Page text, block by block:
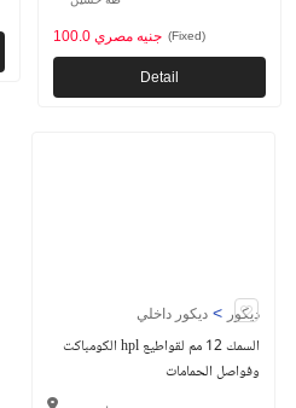
100.0 جنيه مصري (Fixed)
Detail
ديكور > ديكور داخلي
الكومباكت hpl السمك 12 مم لقواطيع
وفواصل الحمامات